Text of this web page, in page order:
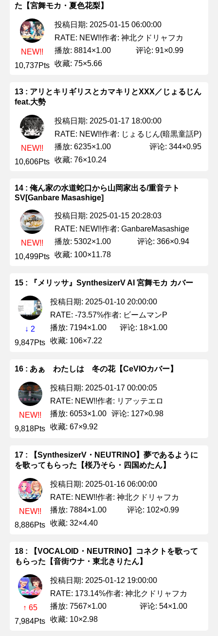
た【宮舞モカ・夏色花梨】
NEW!!
10,737Pts
投稿日期: 2025-01-15 06:00:00
RATE: NEW!!作者: 神北クドリャフカ
播放: 8814×1.00
评论: 91×0.99
收藏: 75×5.66
13 : アリとキリギリスとカマキリとXXX／じょるじん
feat.大勢
NEW!!
10,606Pts
投稿日期: 2025-01-17 18:00:00
RATE: NEW!!作者: じょるじん(暗黒童話P)
播放: 6235×1.00
评论: 344×0.95
收藏: 76×10.24
14 : 俺ん家の水道蛇口から山岡家出る/重音テト
SV[Ganbare Masashige]
NEW!!
10,499Pts
投稿日期: 2025-01-15 20:28:03
RATE: NEW!!作者: GanbareMasashige
播放: 5302×1.00
评论: 366×0.94
收藏: 100×11.78
15 : 『メリッサ』SynthesizerV AI 宮舞モカ カバー
↓ 2
9,847Pts
投稿日期: 2025-01-10 20:00:00
RATE: -73.57%作者: ビームマンP
播放: 7194×1.00
评论: 18×1.00
收藏: 106×7.22
16 : あぁ わたしは 冬の花【CeVIOカバー】
NEW!!
9,818Pts
投稿日期: 2025-01-17 00:00:05
RATE: NEW!!作者: リアッテエロ
播放: 6053×1.00 评论: 127×0.98
收藏: 67×9.92
17 : 【SynthesizerV・NEUTRINO】夢であるように
を歌ってもらった【桜乃そら・四国めたん】
NEW!!
8,886Pts
投稿日期: 2025-01-16 06:00:00
RATE: NEW!!作者: 神北クドリャフカ
播放: 7884×1.00
评论: 102×0.99
收藏: 32×4.40
18 : 【VOCALOID・NEUTRINO】コネクトを歌って
もらった【音街ウナ・東北きりたん】
↑ 65
7,984Pts
投稿日期: 2025-01-12 19:00:00
RATE: 173.14%作者: 神北クドリャフカ
播放: 7567×1.00
评论: 54×1.00
收藏: 10×2.98